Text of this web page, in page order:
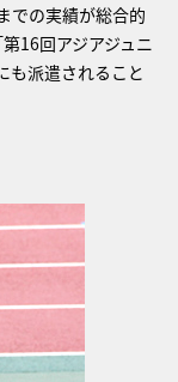
での実績が総合的
16回アジアジュニ
も派遣されること